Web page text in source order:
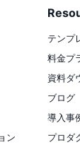
ン
テンプ
料金プ
資料ダ
ブログ
導入事
プロダ